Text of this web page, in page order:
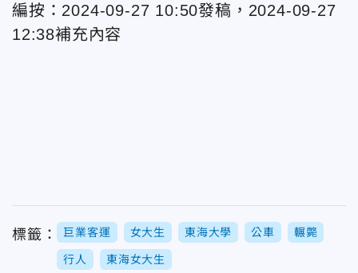
編按：2024-09-27 10:50發稿，2024-09-27
12:38補充內容
標籤： 巨業客運 女大生 東海大學 公車 輾斃
行人 東海女大生